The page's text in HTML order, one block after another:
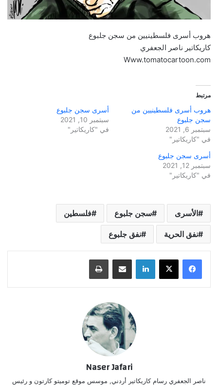
هروب أسرى فلسطينيين من سجن جلبوع
كاريكاتير ناصر الجعفري
Www.tomatocartoon.com
مرتبط
هروب أسرى فلسطينيين من
سجن جلبوع
سبتمبر 6, 2021
في "كاريكاتير"
أسرى سجن جلبوع
سبتمبر 10, 2021
في "كاريكاتير"
أسرى سجن جلبوع
سبتمبر 12, 2021
في "كاريكاتير"
الأسرى سجن جلبوع فلسطين
نفق الحرية نفق جلبوع
لينكدإن مشاركة عبر البريد طباعة
Naser Jafari
ناصر الجعفري رسام كاريكاتير أردني, موسس موقع توميتو كارتون و رئيس